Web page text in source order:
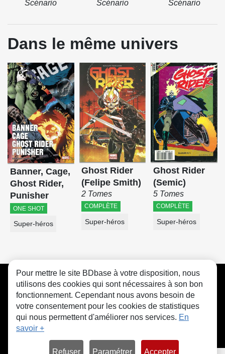
Scénario Scénario Scénario
Dans le même univers
Banner, Cage,
Ghost Rider,
Punisher
ONE SHOT
Super-héros
Ghost Rider
(Felipe Smith)
2 Tomes
COMPLÈTE
Super-héros
Ghost Rider
(Semic)
5 Tomes
COMPLÈTE
Super-héros
CGU FAQ Contact Cookies
Pour mettre le site BDbase à votre disposition, nous
utilisons des cookies qui sont nécessaires à son bon
fonctionnement. Cependant nous avons besoin de
votre consentement pour les cookies de statistiques
qui nous permettent d'améliorer nos services. En
savoir +
Refuser Paramétrer Accepter